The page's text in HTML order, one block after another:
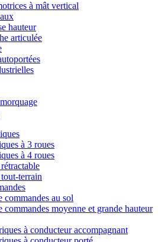
à mât vertical
hauteur
articulée
à 3 roues
à 4 roues
terrain
commandes au sol
commandes moyenne et grande hauteur
à conducteur accompagnant